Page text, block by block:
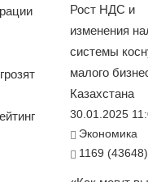
Рост НДС и
изменения
системы
малого
Казахстана
30.01.2025
Экономика
1169 (43648)